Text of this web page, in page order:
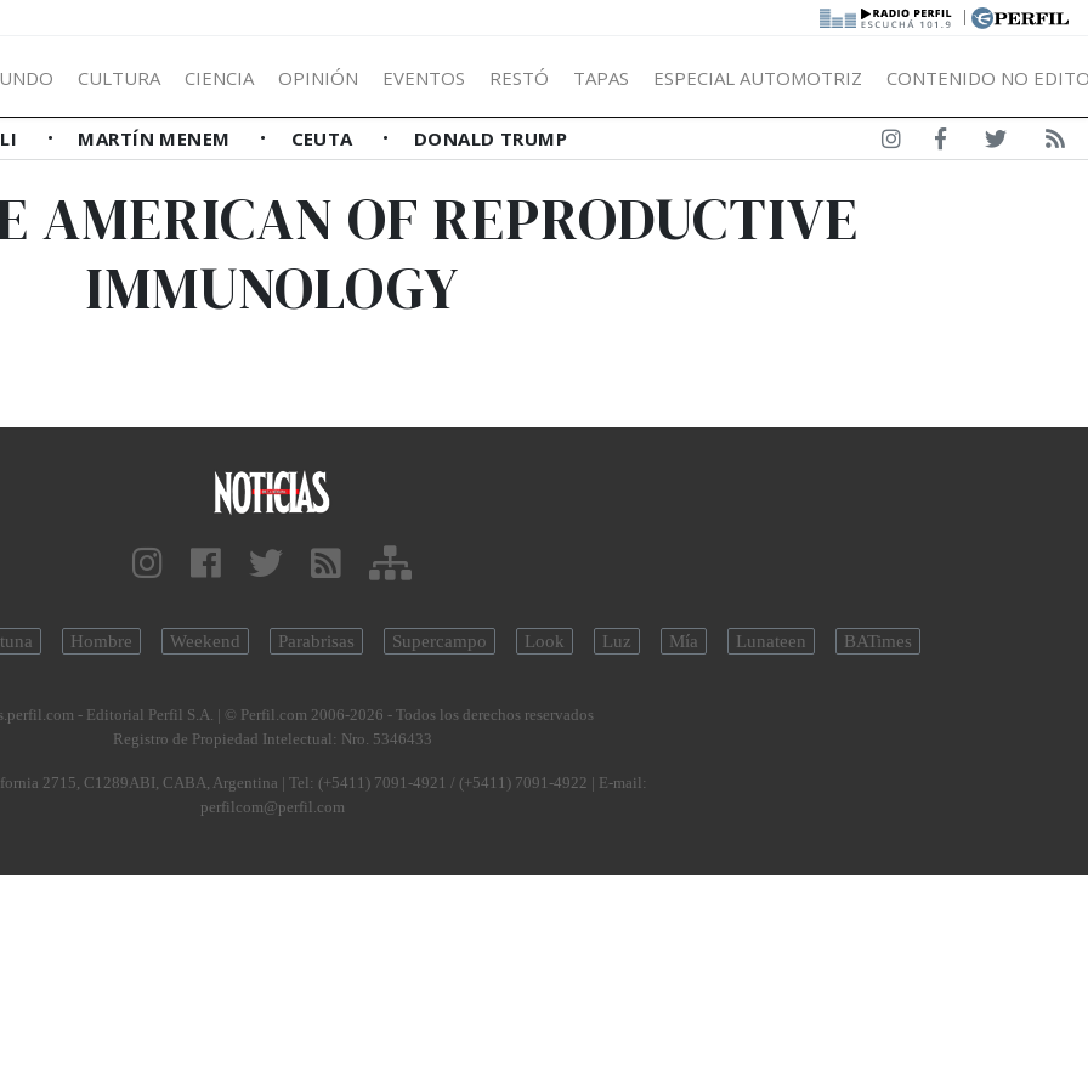
|
CULTURA CIENCIA OPINIÓN EVENTOS RESTÓ TAPAS ESPECIAL AUTOMOTRIZ CONTENIDO NO
MARTÍN MENEM CEUTA DONALD TRUMP
AMERICAN OF REPRODUCTIVE
IMMUNOLOGY
Hombre Weekend Parabrisas Supercampo Look Luz Mía Lunateen BATimes
- Editorial Perfil S.A. | © Perfil.com 2006-2026 - Todos los derechos reservados
Registro de Propiedad Intelectual: Nro. 5346433
2715, C1289ABI, CABA, Argentina | Tel: (+5411) 7091-4921 / (+5411) 7091-4922 | E-mail:
perfilcom@perfil.com